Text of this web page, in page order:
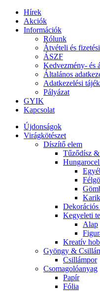
Hírek
Akciók
Információk
Rólunk
Átvételi és
ÁSZF
Kedvezmény- és
Általános
Adatkezelési
Pályázat
GYIK
Kapcsolat
Újdonságok
Virágkötészet
Díszítő elem
Tűződísz
Kegyeleti
Alap
Kreatív
Gyöngy &
Csillámpor
Csomagolóanyag
Papír
Fólia